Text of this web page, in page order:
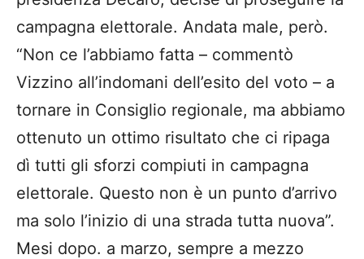
campagna elettorale. Andata male, però.
“Non ce l’abbiamo fatta – commentò
Vizzino all’indomani dell’esito del voto – a
tornare in Consiglio regionale, ma abbiamo
ottenuto un ottimo risultato che ci ripaga
dì tutti gli sforzi compiuti in campagna
elettorale. Questo non è un punto d’arrivo
ma solo l’inizio di una strada tutta nuova”.
Mesi dopo. a marzo, sempre a mezzo